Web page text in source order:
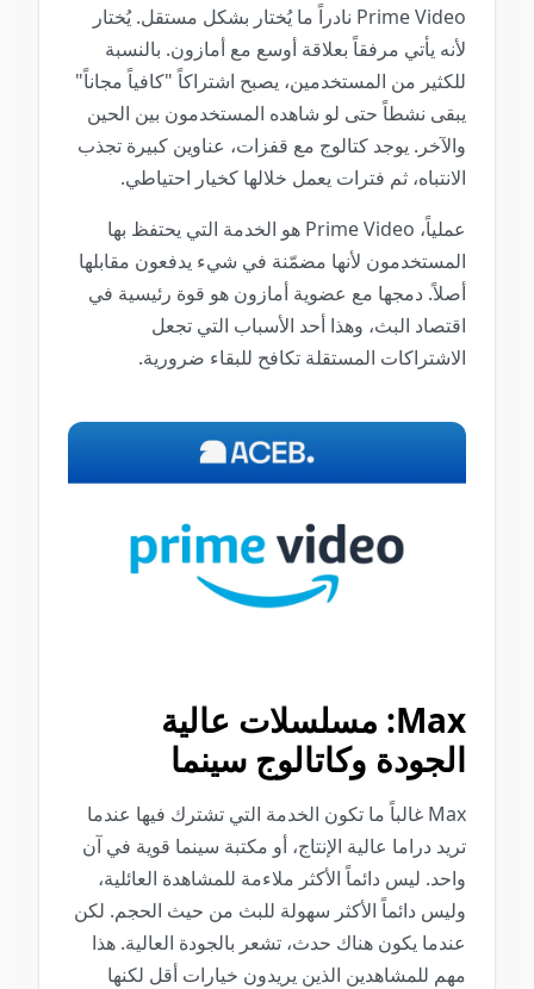
Prime Video نادراً ما يُختار بشكل مستقل. يُختار
لأنه يأتي مرفقاً بعلاقة أوسع مع أمازون. بالنسبة
للكثير من المستخدمين، يصبح اشتراكاً "كافياً مجاناً"
يبقى نشطاً حتى لو شاهده المستخدمون بين الحين
والآخر. يوجد كتالوج مع قفزات، عناوين كبيرة تجذب
الانتباه، ثم فترات يعمل خلالها كخيار احتياطي.
عملياً، Prime Video هو الخدمة التي يحتفظ بها
المستخدمون لأنها مضمّنة في شيء يدفعون مقابلها
أصلاً. دمجها مع عضوية أمازون هو قوة رئيسية في
اقتصاد البث، وهذا أحد الأسباب التي تجعل
الاشتراكات المستقلة تكافح للبقاء ضرورية.
Max: مسلسلات عالية
الجودة وكاتالوج سينما
Max غالباً ما تكون الخدمة التي تشترك فيها عندما
تريد دراما عالية الإنتاج، أو مكتبة سينما قوية في آن
واحد. ليس دائماً الأكثر ملاءمة للمشاهدة العائلية،
وليس دائماً الأكثر سهولة للبث من حيث الحجم. لكن
عندما يكون هناك حدث، تشعر بالجودة العالية. هذا
مهم للمشاهدين الذين يريدون خيارات أقل لكنها